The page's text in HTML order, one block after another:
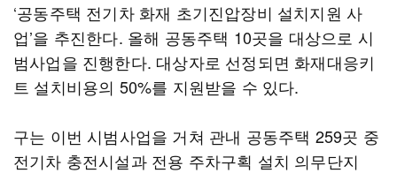
‘공동주택 전기차 화재 초기진압장비 설치지원 사
업’을 추진한다. 올해 공동주택 10곳을 대상으로 시
범사업을 진행한다. 대상자로 선정되면 화재대응키
트 설치비용의 50%를 지원받을 수 있다.
구는 이번 시범사업을 거쳐 관내 공동주택 259곳 중
전기차 충전시설과 전용 주차구획 설치 의무단지